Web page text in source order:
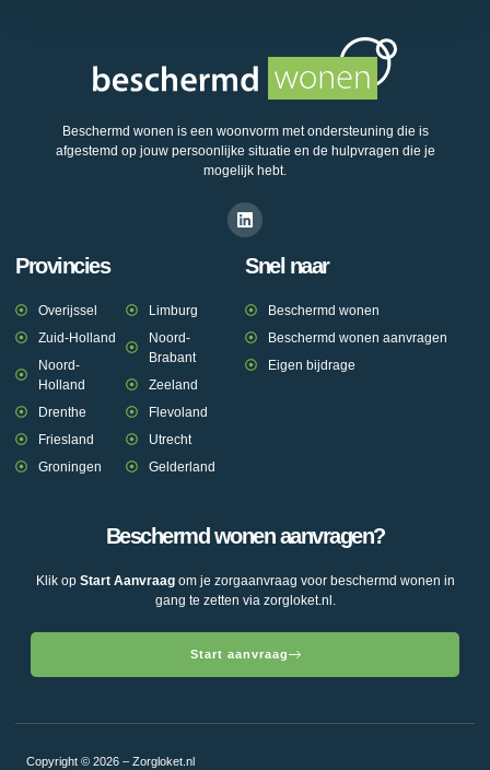
Beschermd wonen is een woonvorm met ondersteuning die is
afgestemd op jouw persoonlijke situatie en de hulpvragen die je
mogelijk hebt.
Provincies
Overijssel
Zuid-Holland
Noord-
Holland
Drenthe
Friesland
Groningen
Limburg
Noord-
Brabant
Zeeland
Flevoland
Utrecht
Gelderland
Snel naar
Beschermd wonen
Beschermd wonen aanvragen
Eigen bijdrage
Beschermd wonen aanvragen?
Klik op Start Aanvraagom je zorgaanvraag voor beschermd wonen in
gang te zetten via zorgloket.nl.
Start aanvraag
Copyright © 2026 – Zorgloket.nl